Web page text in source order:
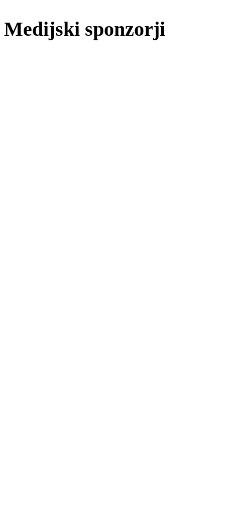
Medijski sponzorji